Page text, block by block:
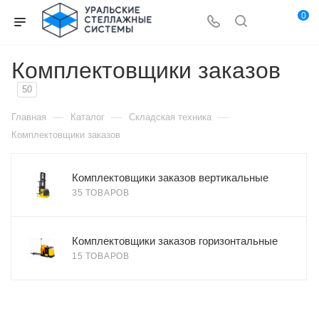
0
Комплектовщики заказов
50
Главная — Каталог — Складская техника —
Комплектовщики заказов
Комплектовщики заказов вертикальные
35 ТОВАРОВ
Комплектовщики заказов горизонтальные
15 ТОВАРОВ